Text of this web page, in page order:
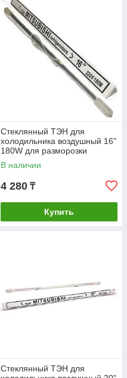
Стеклянный ТЭН для
холодильника воздушный 16"
180W для разморозки
испарителя HTF108UN
26035004 1671
В наличии
4 280 ₸
Купить
Стеклянный ТЭН для